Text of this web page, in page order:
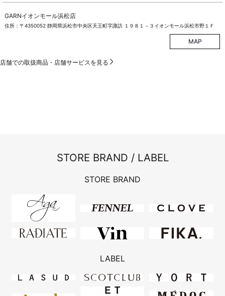
GARNイオンモール浜松店
住所：〒4350052 静岡県浜松市中央区天王町字諏訪 １９８１－３イオンモール浜松市野１Ｆ
MAP
店舗での取扱商品・店舗サービスを見る
STORE BRAND / LABEL
STORE BRAND
LABEL